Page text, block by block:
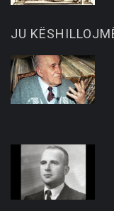
JU